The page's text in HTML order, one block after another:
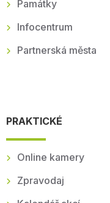
Památky
Infocentrum
Partnerská města
PRAKTICKÉ
Online kamery
Zpravodaj